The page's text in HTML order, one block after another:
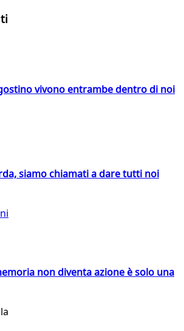
vivono entrambe dentro di noi
siamo chiamati a dare tutti noi
non diventa azione è solo una